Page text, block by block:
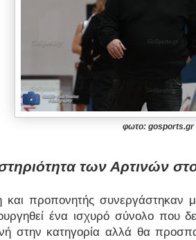
φωτο: gosports.gr
των Αρτινών
και προπονητής συνεργάστηκαν
ένα ισχυρό σύνολο που
στην κατηγορία αλλά θα